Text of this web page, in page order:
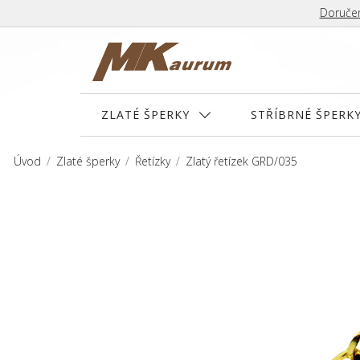
ZLATÉ ŠPERKY STŘÍBRNÉ
Úvod Zlaté šperky Řetízky Zlatý řetízek GRD/035